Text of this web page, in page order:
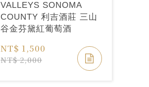
VALLEYS SONOMA
COUNTY 利吉酒莊 三山
谷金芬黛紅葡萄酒
NT$ 1,500
NT$ 2,000